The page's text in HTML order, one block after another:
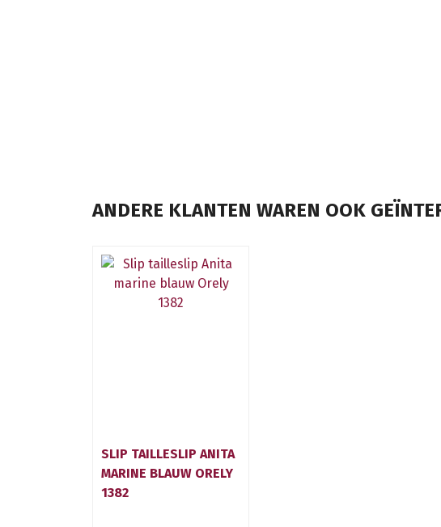
ANDERE KLANTEN WAREN OOK
SLIP TAILLESLIP ANITA
MARINE BLAUW ORELY
1382